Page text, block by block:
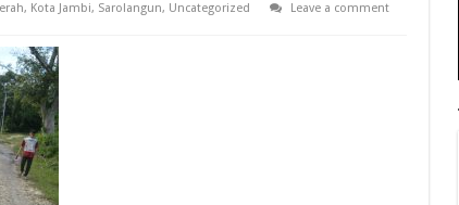
, Kota Jambi, Sarolangun, Uncategorized
Leave a comment